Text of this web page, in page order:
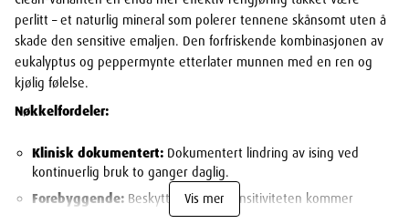
perlitt – et naturlig mineral som polerer tennene skånsomt uten å
skade den sensitive emaljen. Den forfriskende kombinasjonen av
eukalyptus og peppermynte etterlater munnen med en ren og
kjølig følelse.
Nøkkelfordeler:
Klinisk dokumentert: Dokumentert lindring av ising ved
kontinuerlig bruk to ganger daglig.
Forebyggende: Beskytter mot at sensitiviteten kommer
Vis mer